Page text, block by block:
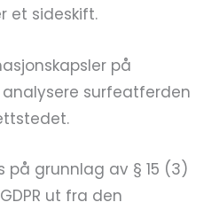
et sideskift.
på
surfeatferden
på grunnlag av § 15 (3)
ut fra den